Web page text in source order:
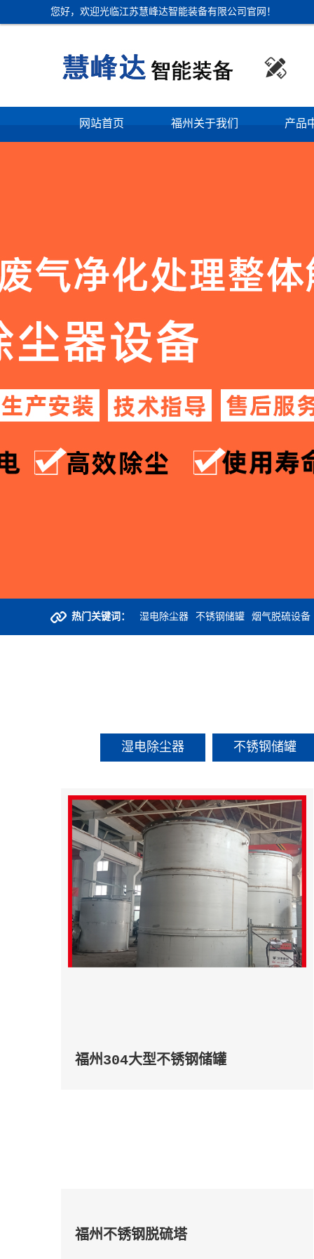
您好，欢迎光临江苏慧峰达智能装备有限公司官网！

网站首页 福州关于我们 产品
热门关键词： 湿电除尘器 不锈钢储罐 烟气脱硫设备
湿电除尘器 不锈钢储罐
福州304大型不锈钢储罐
福州不锈钢脱硫塔